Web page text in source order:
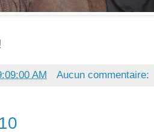
AM Aucun commentaire: